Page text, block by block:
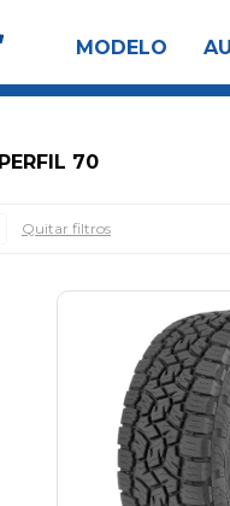
MODELO
70
Quitar filtros